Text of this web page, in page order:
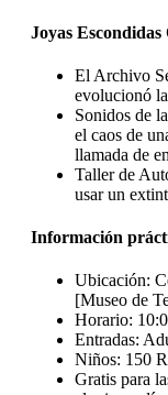
Joyas
El Archivo
evolucionó
Sonidos de
el caos de
llamada de
Taller de
usar un
Información
Ubicación:
[Museo de
Horario:
Entradas:
Niños: 150
Gratis para